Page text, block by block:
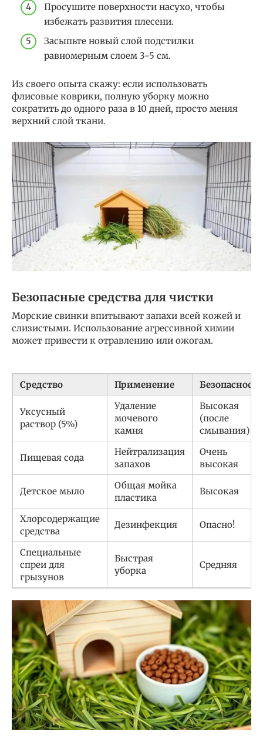
Просушите поверхности насухо, чтобы
избежать развития плесени.
Засыпьте новый слой подстилки
равномерным слоем 3-5 см.
Из своего опыта скажу: если использовать
флисовые коврики, полную уборку можно
сократить до одного раза в 10 дней, просто меняя
верхний слой ткани.
Безопасные средства для чистки
Морские свинки впитывают запахи всей кожей и
слизистыми. Использование агрессивной химии
может привести к отравлению или ожогам.
Средство Применение Безопасность
Уксусный
раствор (5%)
Удаление
мочевого
камня
Высокая
(после
смывания)
Пищевая сода
Нейтрализация
запахов
Очень
высокая
Детское мыло
Общая мойка
пластика
Высокая
Хлорсодержащие
средства
Дезинфекция Опасно!
Специальные
спреи для
грызунов
Быстрая
уборка
Средняя